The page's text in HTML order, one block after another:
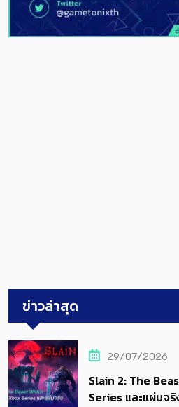
ข่าวล่าสุด
29/07/2026
Slain 2: The
Series และแผ่นจริ